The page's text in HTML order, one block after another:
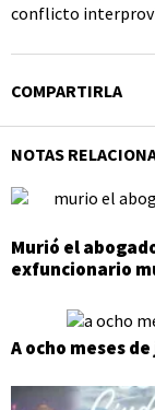
conflicto
COMPARTIRLA
NOTAS
Murió el
exfuncionario
A ocho meses